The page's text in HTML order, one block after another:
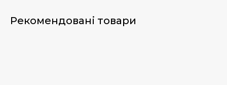
Рекомендовані товари